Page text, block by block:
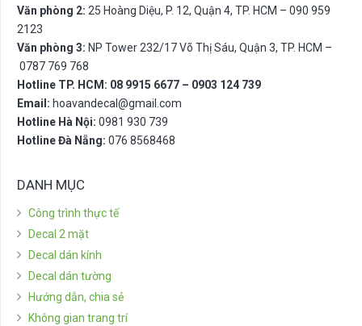
Văn phòng 2: 25 Hoàng Diệu, P. 12, Quận 4, TP. HCM – 090 959
2123
Văn phòng 3: NP Tower 232/17 Võ Thị Sáu, Quận 3, TP. HCM –
0787 769 768
Hotline TP. HCM: 08 9915 6677 – 0903 124 739
Email: hoavandecal@gmail.com
Hotline Hà Nội: 0981 930 739
Hotline Đà Nẵng: 076 8568468
DANH MỤC
Công trình thực tế
Decal 2 mặt
Decal dán kính
Decal dán tường
Hướng dẫn, chia sẻ
Không gian trang trí